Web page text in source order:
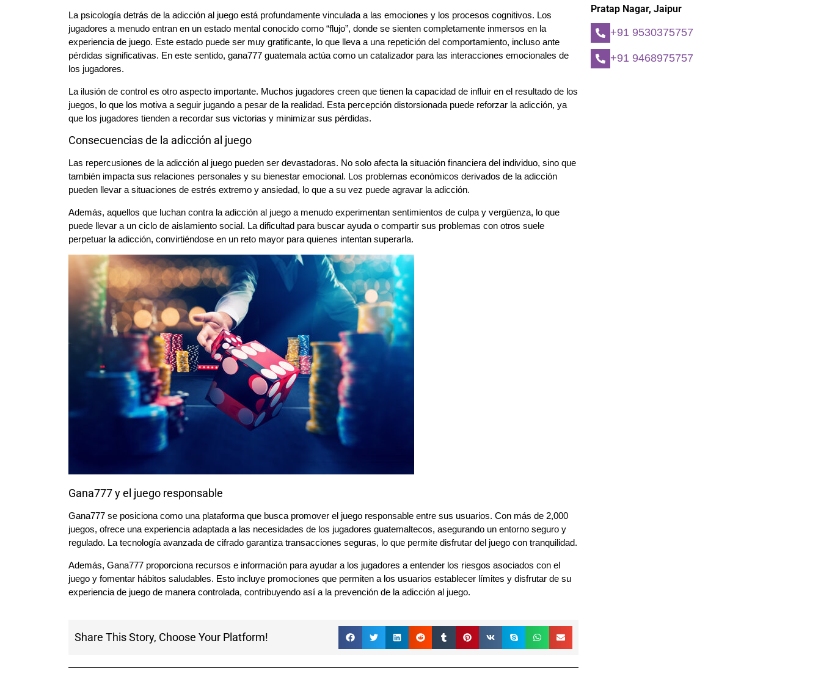
La psicología detrás de la adicción al juego está profundamente vinculada a las emociones y los procesos cognitivos. Los
jugadores a menudo entran en un estado mental conocido como “flujo”, donde se sienten completamente inmersos en la
experiencia de juego. Este estado puede ser muy gratificante, lo que lleva a una repetición del comportamiento, incluso ante
pérdidas significativas. En este sentido, gana777 guatemala actúa como un catalizador para las interacciones emocionales de
los jugadores.
La ilusión de control es otro aspecto importante. Muchos jugadores creen que tienen la capacidad de influir en el resultado de los
juegos, lo que los motiva a seguir jugando a pesar de la realidad. Esta percepción distorsionada puede reforzar la adicción, ya
que los jugadores tienden a recordar sus victorias y minimizar sus pérdidas.
Consecuencias de la adicción al juego
Las repercusiones de la adicción al juego pueden ser devastadoras. No solo afecta la situación financiera del individuo, sino que
también impacta sus relaciones personales y su bienestar emocional. Los problemas económicos derivados de la adicción
pueden llevar a situaciones de estrés extremo y ansiedad, lo que a su vez puede agravar la adicción.
Además, aquellos que luchan contra la adicción al juego a menudo experimentan sentimientos de culpa y vergüenza, lo que
puede llevar a un ciclo de aislamiento social. La dificultad para buscar ayuda o compartir sus problemas con otros suele
perpetuar la adicción, convirtiéndose en un reto mayor para quienes intentan superarla.
Gana777 y el juego responsable
Gana777 se posiciona como una plataforma que busca promover el juego responsable entre sus usuarios. Con más de 2,000
juegos, ofrece una experiencia adaptada a las necesidades de los jugadores guatemaltecos, asegurando un entorno seguro y
regulado. La tecnología avanzada de cifrado garantiza transacciones seguras, lo que permite disfrutar del juego con tranquilidad.
Además, Gana777 proporciona recursos e información para ayudar a los jugadores a entender los riesgos asociados con el
juego y fomentar hábitos saludables. Esto incluye promociones que permiten a los usuarios establecer límites y disfrutar de su
experiencia de juego de manera controlada, contribuyendo así a la prevención de la adicción al juego.
Share This Story, Choose Your Platform!
Pratap Nagar, Jaipur
+91 9530375757
+91 9468975757